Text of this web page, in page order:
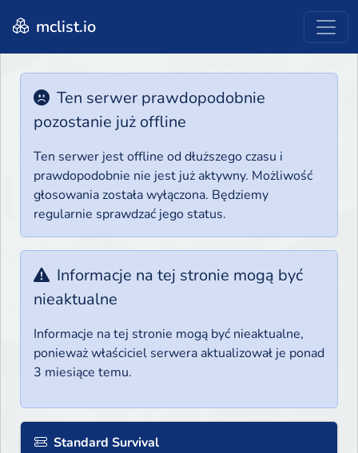
mclist.io
Ten serwer prawdopodobnie
pozostanie już offline
Ten serwer jest offline od dłuższego czasu i
prawdopodobnie nie jest już aktywny. Możliwość
głosowania została wyłączona. Będziemy
regularnie sprawdzać jego status.
Informacje na tej stronie mogą być
nieaktualne
Informacje na tej stronie mogą być nieaktualne,
ponieważ właściciel serwera aktualizował je ponad
3 miesiące temu.
Standard Survival